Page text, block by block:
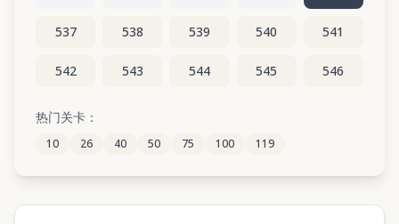
537 538 539 540 541
542 543 544 545 546
547
552 553 554 555
热门关卡：
10 26 40 50 75 100 119